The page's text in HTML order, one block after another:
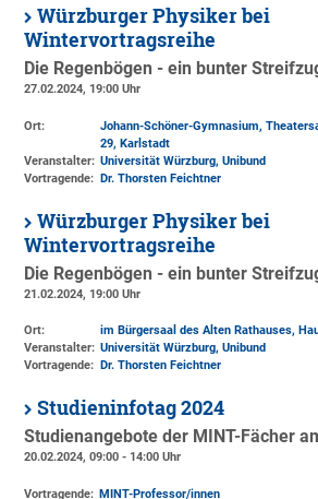
Würzburger Physiker bei
Wintervortragsreihe
Die Regenbögen - ein bunter
27.02.2024, 19:00 Uhr
Ort:
Johann-Schöner-Gymnasium,
29, Karlstadt
Veranstalter: Universität Würzburg, Unibund
Vortragende: Dr. Thorsten Feichtner
Würzburger Physiker bei
Wintervortragsreihe
Die Regenbögen - ein bunter
21.02.2024, 19:00 Uhr
Ort:
im Bürgersaal des Alten Rathauses,
Veranstalter: Universität Würzburg, Unibund
Vortragende:
Dr. Thorsten Feichtner
Studieninfotag 2024
Studienangebote der MINT-Fächer
20.02.2024, 09:00 - 14:00 Uhr
Vortragende: MINT-Professor/innen